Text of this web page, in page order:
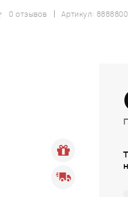
Артикул:
0 отзывов